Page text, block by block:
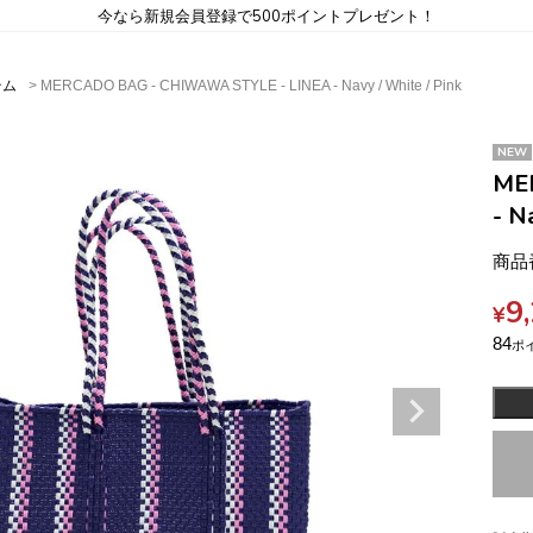
今なら新規会員登録で500ポイントプレゼント！
MERCADO BAG - CHIWAWA STYLE - LINEA - Navy / White / Pink
NEW
-
商品
¥
84